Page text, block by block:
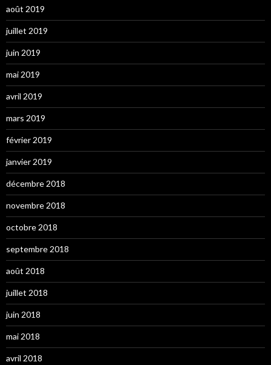
août 2019
juillet 2019
juin 2019
mai 2019
avril 2019
mars 2019
février 2019
janvier 2019
décembre 2018
novembre 2018
octobre 2018
septembre 2018
août 2018
juillet 2018
juin 2018
mai 2018
avril 2018